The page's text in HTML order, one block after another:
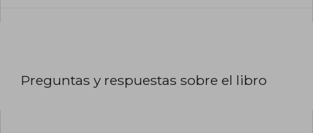
Preguntas y respuestas sobre el libro